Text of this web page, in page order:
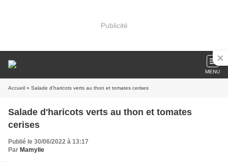
Publicité
MENU
Accueil » Salade d'haricots verts au thon et tomates cerises
Salade d'haricots verts au thon et tomates
cerises
Publié le 30/06/2022 à 13:17
Par Mamylie